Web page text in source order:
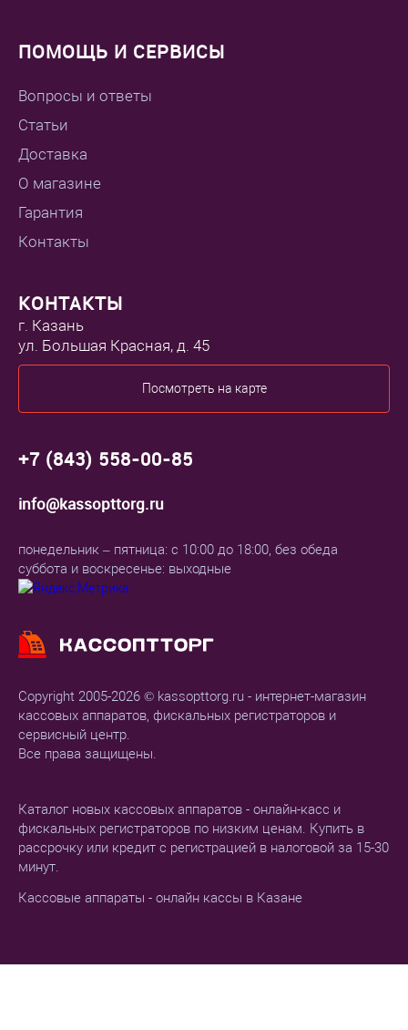
ПОМОЩЬ И СЕРВИСЫ
Вопросы и ответы
Статьи
Доставка
О магазине
Гарантия
Контакты
Copyright 2005-2026 © kassopttorg.ru - интернет-магазин
кассовых аппаратов, фискальных регистраторов и
сервисный центр.
Все права защищены.
Каталог новых кассовых аппаратов - онлайн-касс и
фискальных регистраторов по низким ценам. Купить в
рассрочку или кредит с регистрацией в налоговой за 15-30
минут.
Кассовые аппараты - онлайн кассы в Казане
КОНТАКТЫ
г. Казань
ул. Большая Красная, д. 45
Посмотреть на карте
+7 (843) 558-00-85
info@kassopttorg.ru
понедельник – пятница: с 10:00 до 18:00, без обеда
суббота и воскресенье: выходные